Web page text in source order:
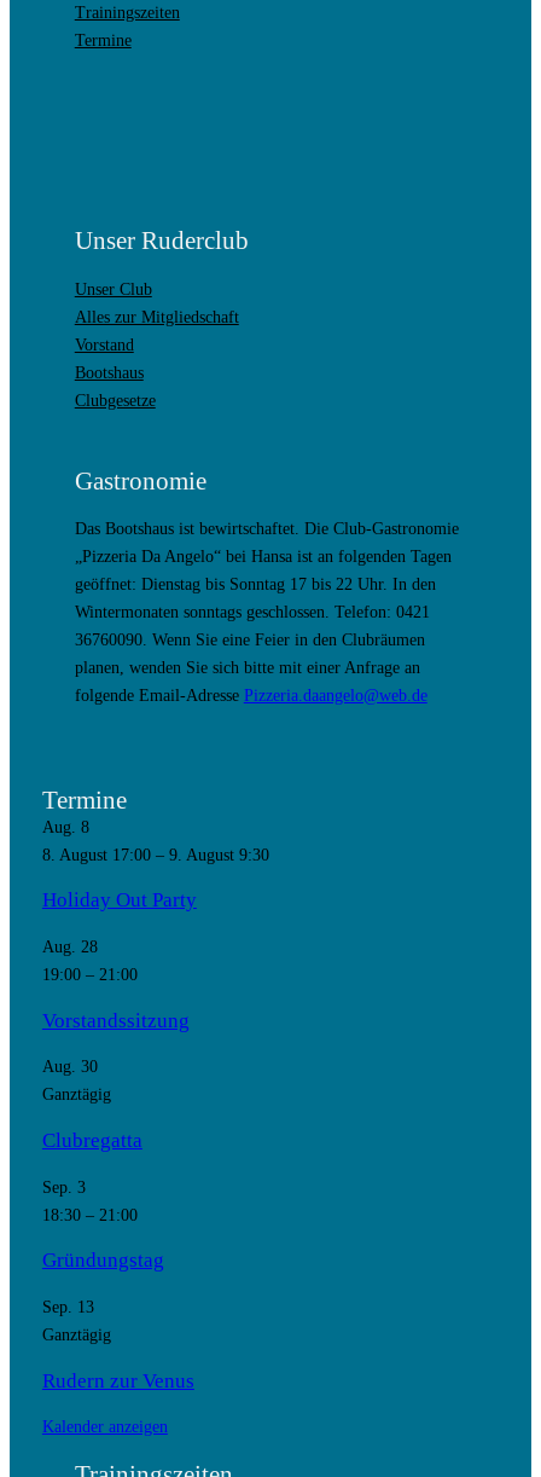
Trainingszeiten
Termine
Unser Ruderclub
Unser Club
Alles zur Mitgliedschaft
Vorstand
Bootshaus
Clubgesetze
Gastronomie
Das Bootshaus ist bewirtschaftet. Die Club-Gastronomie
„Pizzeria Da Angelo“ bei Hansa ist an folgenden Tagen
geöffnet: Dienstag bis Sonntag 17 bis 22 Uhr. In den
Wintermonaten sonntags geschlossen. Telefon: 0421
36760090. Wenn Sie eine Feier in den Clubräumen
planen, wenden Sie sich bitte mit einer Anfrage an
folgende Email-Adresse Pizzeria.daangelo@web.de
Termine
Aug. 8
8. August 17:00– 9. August 9:30
Holiday Out Party
Aug. 28
19:00– 21:00
Vorstandssitzung
Aug. 30
Ganztägig
Clubregatta
Sep. 3
18:30– 21:00
Gründungstag
Sep. 13
Ganztägig
Rudern zur Venus
Kalender anzeigen